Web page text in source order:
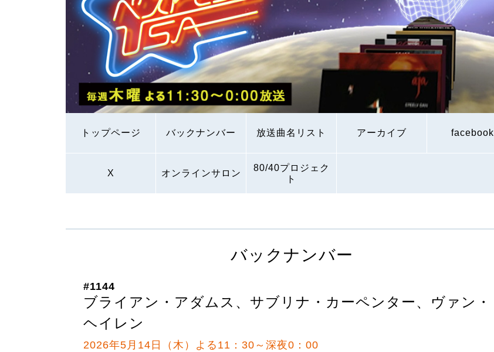
トップページ バックナンバー 放送曲名リスト アーカイブ facebook
X オンラインサロン
80/40プロジェク
ト
バックナンバー
#1144
ブライアン・アダムス、サブリナ・カーペンター、ヴァン・
ヘイレン
2026年5月14日（木）よる11：30～深夜0：00